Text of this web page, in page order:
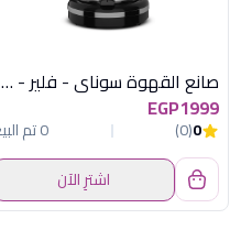
صانع القهوة سوناي - فلير - 870 وات ,بسعة 12 كوب ,اسود SH-1210
EGP1999
0
(0)
0 تم البيع
اشترِ الآن